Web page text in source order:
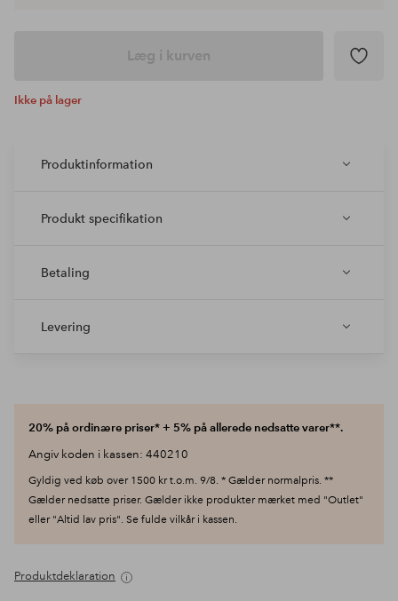
Læg i kurven
Ikke på lager
Produktinformation
Produkt specifikation
Betaling
Levering
20% på ordinære priser* + 5% på allerede nedsatte varer**.
Angiv koden i kassen: 440210
Gyldig ved køb over 1500 kr t.o.m. 9/8. * Gælder normalpris. **
Gælder nedsatte priser. Gælder ikke produkter mærket med "Outlet"
eller "Altid lav pris". Se fulde vilkår i kassen.
Produktdeklaration